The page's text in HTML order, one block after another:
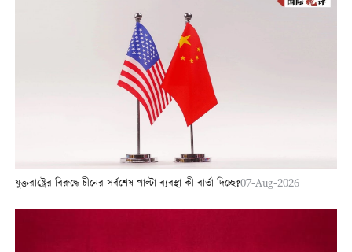
যুক্তরাষ্ট্রের বিরুদ্ধে চীনের সর্বশেষ পাল্টা ব্যবস্থা কী বার্তা দিচ্ছে?07-Aug-2026